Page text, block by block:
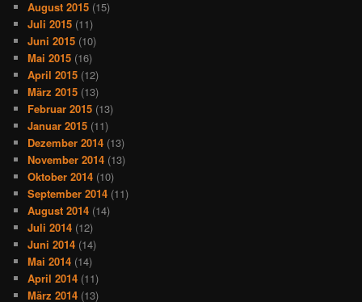
August 2015 (15)
Juli 2015 (11)
Juni 2015 (10)
Mai 2015 (16)
April 2015 (12)
März 2015 (13)
Februar 2015 (13)
Januar 2015 (11)
Dezember 2014 (13)
November 2014 (13)
Oktober 2014 (10)
September 2014 (11)
August 2014 (14)
Juli 2014 (12)
Juni 2014 (14)
Mai 2014 (14)
April 2014 (11)
März 2014 (13)